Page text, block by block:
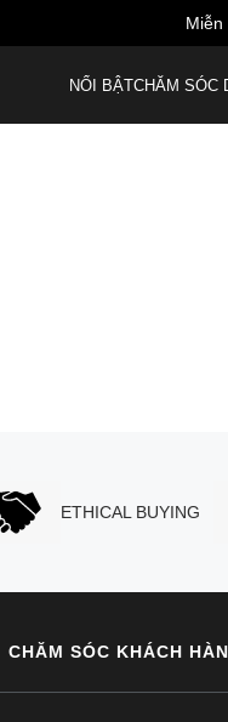
Miễn
NỔI BẬTCHĂM SÓC
ETHICAL BUYING
CHĂM SÓC KHÁCH